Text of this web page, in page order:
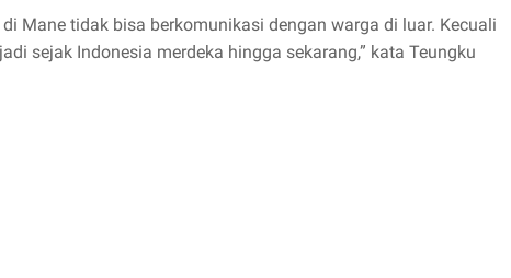
Mane tidak bisa berkomunikasi dengan warga di luar. Kecuali
sejak Indonesia merdeka hingga sekarang,” kata Teungku